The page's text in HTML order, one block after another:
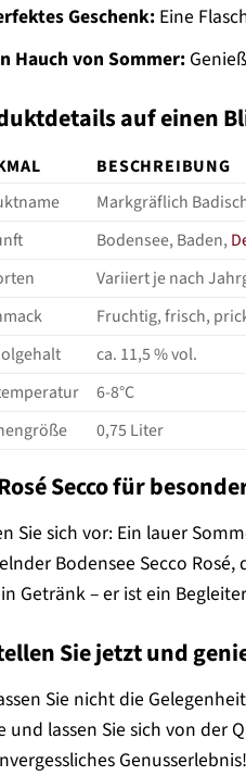
Geschenk:Eine
Hauch von Sommer:
auf einen
BESCHREIBUNG
Markgräflich
Bodensee, Baden,
Variiert je nach
Fruchtig, frisch,
ca. 11,5 % vol.
6-8°C
0,75 Liter
Secco für
Sie sich vor: Ein lauer
Bodensee Secco
Getränk – er ist ein
Sie jetzt und
Sie nicht die
und lassen Sie sich von der
Genusserlebnis!